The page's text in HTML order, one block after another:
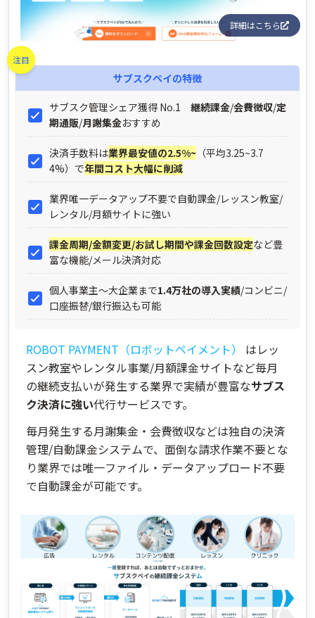
詳細はこちら
注目
サブスクペイの特徴
サブスク管理シェア獲得 No.1 継続課金/会費徴収/定
期通販/月謝集金おすすめ
決済手数料は業界最安値の2.5%~ （平均3.25~3.7
4%）で年間コスト大幅に削減
業界唯一データアップ不要で自動課金/レッスン教室/
レンタル/月額サイトに強い
課金周期/金額変更/お試し期間や課金回数設定など豊
富な機能/メール決済対応
個人事業主～大企業まで1.4万社の導入実績/コンビニ/
口座振替/銀行振込も可能
ROBOT PAYMENT（ロボットペイメント）
はレッ
スン教室やレンタル事業/月額課金サイトなど毎月
の継続支払いが発生する業界で実績が豊富なサブス
ク決済に強い代行サービスです。
毎月発生する月謝集金・会費徴収などは独自の決済
管理/自動課金システムで、面倒な請求作業不要とな
り業界では唯一ファイル・データアップロード不要
で自動課金が可能です。